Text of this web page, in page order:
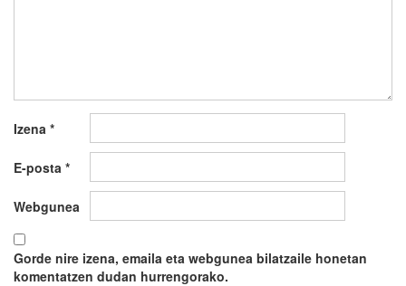
Izena *
E-posta *
Webgunea
Gorde nire izena, emaila eta webgunea bilatzaile honetan
komentatzen dudan hurrengorako.